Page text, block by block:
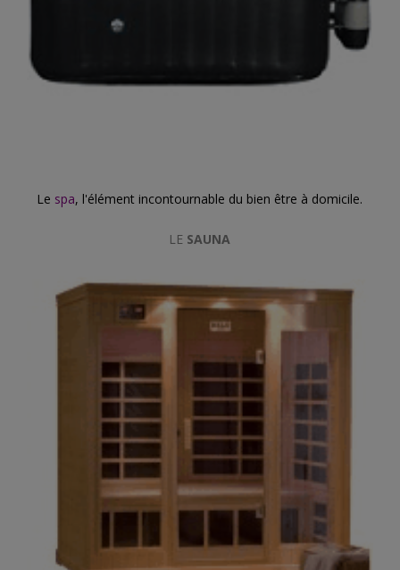
Le spa, l'élément incontournable du bien être à domicile.
LE SAUNA